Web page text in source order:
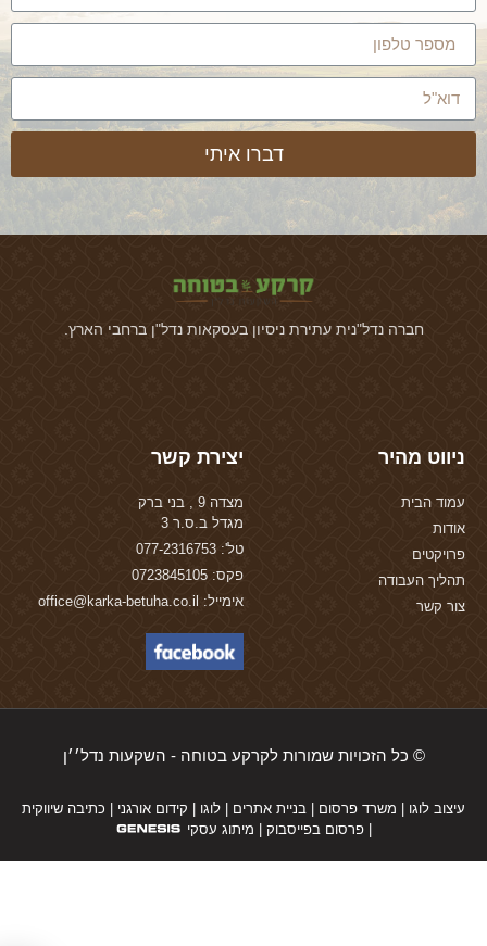
דברו איתי
חברה נדל"נית עתירת ניסיון בעסקאות נדל"ן ברחבי הארץ.
ניווט מהיר
עמוד הבית
אודות
פרויקטים
תהליך העבודה
צור קשר
יצירת קשר
מצדה 9 , בני ברק
מגדל ב.ס.ר 3
טל': 077-2316753
פקס: 0723845105
אימייל: office@karka-betuha.co.il
© כל הזכויות שמורות לקרקע בטוחה - השקעות נדל׳׳ן
עיצוב לוגו|משרד פרסום|בניית אתרים|לוגו|קידום אורגני|כתיבה שיווקית
פרסום בפייסבוק|מיתוג עסקי